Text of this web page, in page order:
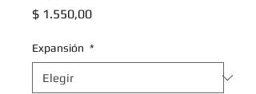
$ 1.550,00Precio
Expansión *